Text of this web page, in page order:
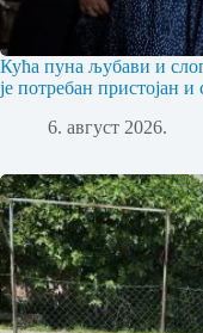
Кућа пуна љубави и
је потребан пристојан
6. август 2026.